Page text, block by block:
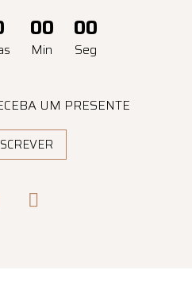
00
Min
00
Seg
UM PRESENTE